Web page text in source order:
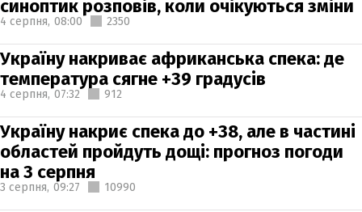
синоптик розповів, коли очікуються зміни
4 серпня, 08:00 2350
Україну накриває африканська спека: де
температура сягне +39 градусів
4 серпня, 07:32 912
Україну накриє спека до +38, але в частині
областей пройдуть дощі: прогноз погоди
на 3 серпня
3 серпня, 09:27 10990